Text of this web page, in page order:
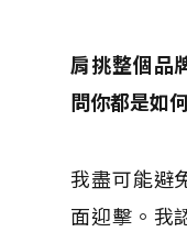
肩挑整個品
問你都是如
我盡可能避
面迎擊。我